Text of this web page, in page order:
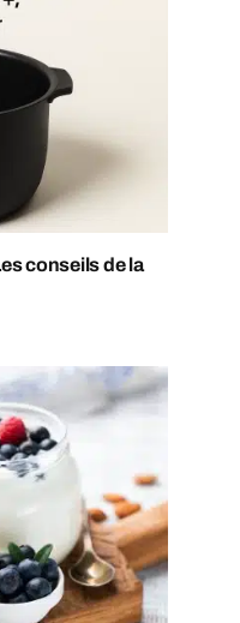
conseils de la